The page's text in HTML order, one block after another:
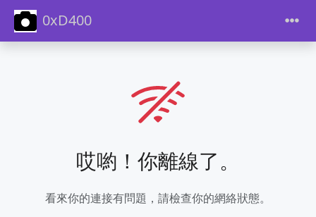
0xD400
哎喲！你離線了。
看來你的連接有問題，請檢查你的網絡狀態。